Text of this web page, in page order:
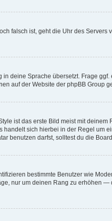
falsch ist, geht die Uhr des
deine Sprache übersetzt. Frage
auf der Website der phpBB Group
ist das erste Bild meist mit
sich hierbei in der Regel
benutzen darfst, solltest du die
bestimmte Benutzer wie
nur um deinen Rang zu erhöhen